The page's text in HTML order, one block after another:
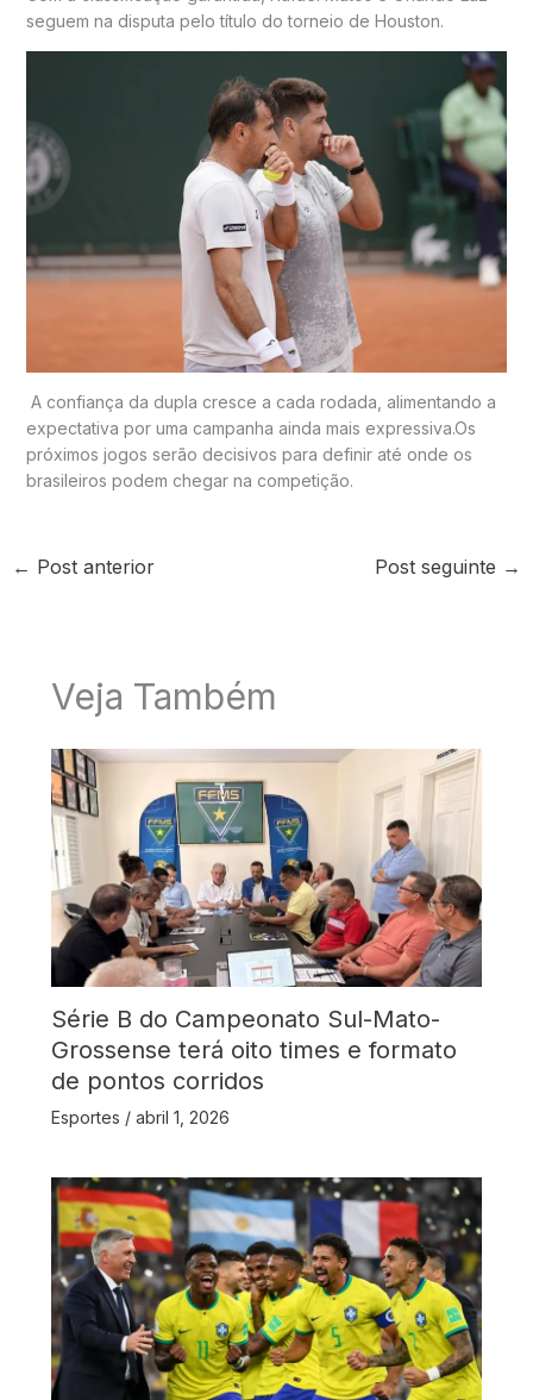
seguem na disputa pelo título do torneio de Houston.
A confiança da dupla cresce a cada rodada, alimentando a
expectativa por uma campanha ainda mais expressiva.Os
próximos jogos serão decisivos para definir até onde os
brasileiros podem chegar na competição.
← Post anterior Post seguinte →
Veja Também
Série B do Campeonato Sul-Mato-
Grossense terá oito times e formato
de pontos corridos
Esportes / abril 1, 2026